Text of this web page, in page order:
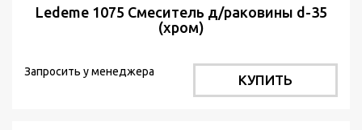
Ledeme 1075 Смеситель д/раковины d-35
(хром)
Запросить у менеджера
КУПИТЬ